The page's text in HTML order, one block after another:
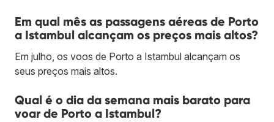
Em qual mês as passagens aéreas de Porto
a Istambul alcançam os preços mais altos?
Em julho, os voos de Porto a Istambul alcançam os
seus preços mais altos.
Qual é o dia da semana mais barato para
voar de Porto a Istambul?